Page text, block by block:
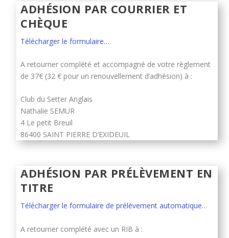
ADHÉSION PAR COURRIER ET
CHÈQUE
Télécharger le formulaire…
A retourner complété et accompagné de votre règlement
de 37€ (32 € pour un renouvellement d’adhésion) à :
Club du Setter Anglais
Nathalie SEMUR
4 Le petit Breuil
86400 SAINT PIERRE D’EXIDEUIL
ADHÉSION PAR PRÉLÈVEMENT EN
TITRE
Télécharger le formulaire de prélèvement automatique…
A retourner complété avec un RIB à :